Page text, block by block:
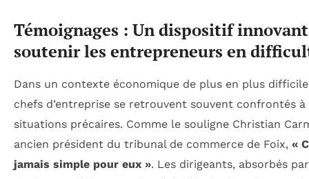
Témoignages : Un dispositif
soutenir les entrepreneurs en
Dans un contexte économique de plus en plus
chefs d’entreprise se retrouvent souvent confrontés à
situations précaires. Comme le souligne Christian
ancien président du tribunal de commerce de Foix, «
jamais simple pour eux ». Les dirigeants, absorbés